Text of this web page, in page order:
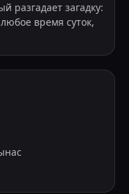
разгадает загадку:
время суток,